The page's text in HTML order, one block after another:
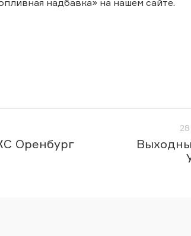
надбавка» на нашем сайте.
Оренбург